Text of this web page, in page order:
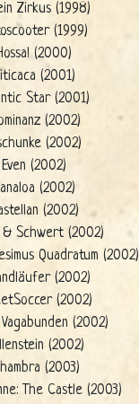
Zirkus (1998)
(1999)
(2000)
(2001)
Star (2001)
(2002)
(2002)
Even (2002)
(2002)
(2002)
Schwert (2002)
Quadratum (2002)
(2002)
(2002)
(2002)
(2002)
(2003)
The Castle (2003)